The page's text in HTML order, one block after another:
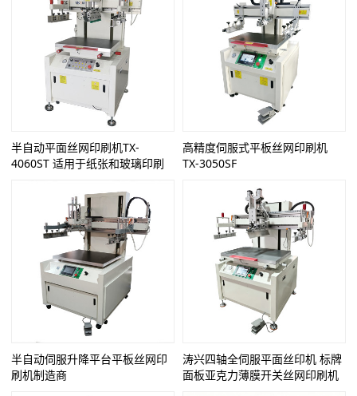
半自动平面丝网印刷机TX-
4060ST 适用于纸张和玻璃印刷
高精度伺服式平板丝网印刷机
TX-3050SF
半自动伺服升降平台平板丝网印
刷机制造商
涛兴四轴全伺服平面丝印机 标牌
面板亚克力薄膜开关丝网印刷机